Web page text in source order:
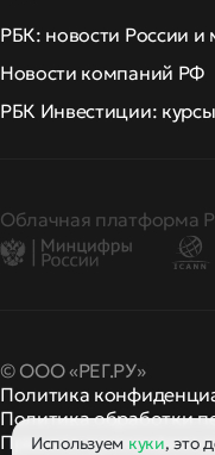
РБК: новости России и
Новости компаний РФ
РБК Инвестиции:
Облачная платформа
© ООО «РЕГ.РУ»
Политика
Политика обработки
Правила применения
Используем куки, это